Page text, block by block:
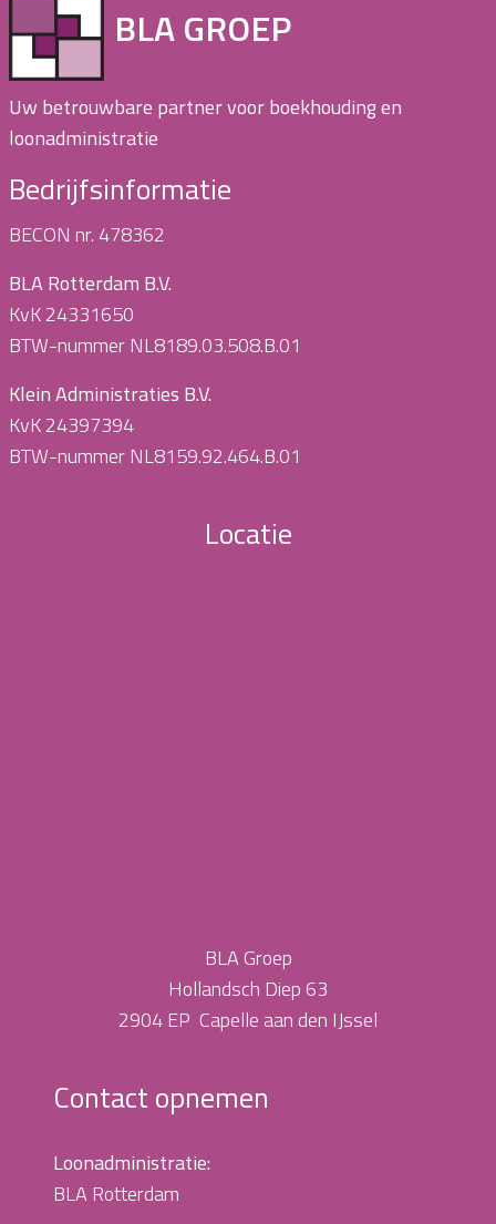
BLA GROEP
Uw betrouwbare partner voor boekhouding en
loonadministratie
Bedrijfsinformatie
BECON nr. 478362
BLA Rotterdam B.V.
KvK 24331650
BTW-nummer NL8189.03.508.B.01
Klein Administraties B.V.
KvK 24397394
BTW-nummer NL8159.92.464.B.01
Locatie
BLA Groep
Hollandsch Diep 63
2904 EP Capelle aan den IJssel
Contact opnemen
Loonadministratie:
BLA Rotterdam